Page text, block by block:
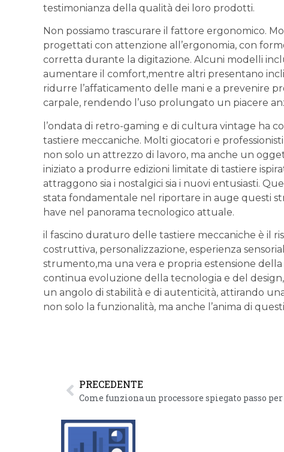
testimonianza della qualità dei⁣ loro ​prodotti.
Non possiamo trascurare il fattore ‍ergonomico.‌
progettati⁤ con⁣ attenzione all’ergonomia, con
corretta durante ‍la⁤ digitazione. Alcuni modelli
aumentare il comfort,mentre ⁤altri presentano
ridurre​ l’affaticamento⁣ delle mani e a prevenire
carpale,‌ rendendo l’uso prolungato un piacere
l’ondata di⁢ retro-gaming e di ‌cultura vintage ⁤ha
tastiere meccaniche. Molti giocatori ⁢e
non solo​ un attrezzo di lavoro,⁢ ma ⁤anche ⁣un
iniziato a produrre edizioni limitate di tastiere⁢
attraggono sia ​i nostalgici sia i nuovi entusiasti.
stata ​fondamentale nel riportare in auge⁣ questi
have nel panorama ⁤tecnologico ⁣attuale.
il​ fascino duraturo‍ delle tastiere ⁣meccaniche ‍è il
‌costruttiva, personalizzazione, esperienza
strumento,ma una vera e propria estensione
continua ‍evoluzione della tecnologia e del
un angolo‍ di stabilità ‍e‌ di autenticità, ‌attirando‍
non solo la funzionalità, ​ma anche l’anima di
PRECEDENTE
Come funziona un processore spiegato passo per